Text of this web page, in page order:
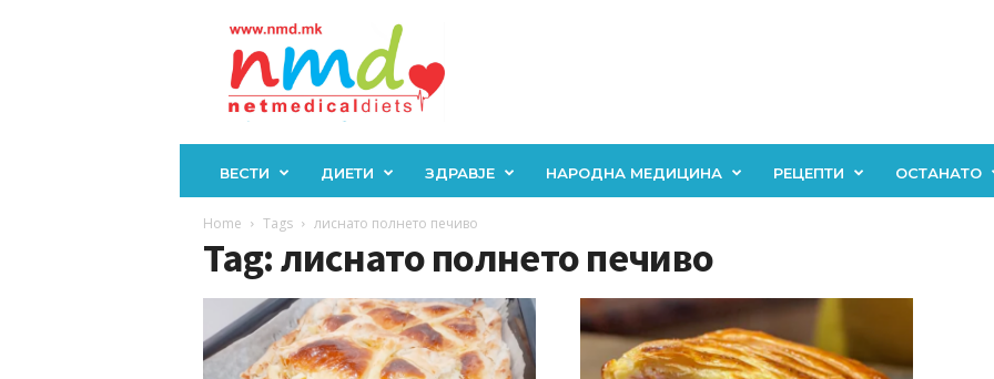
ВЕСТИ ДИЕТИ ЗДРАВЈЕ НАРОДНА МЕДИЦИНА РЕЦЕПТИ ОСТАНАТО
Home Tags лиснато полнето печиво
Tag: лиснато полнето печиво